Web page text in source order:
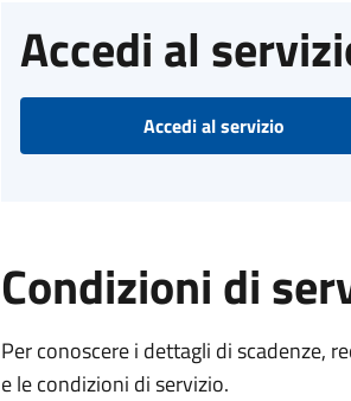
Accedi al
Accedi al servizio
Condizioni di
Per conoscere i dettagli di scadenze,
e le condizioni di servizio.